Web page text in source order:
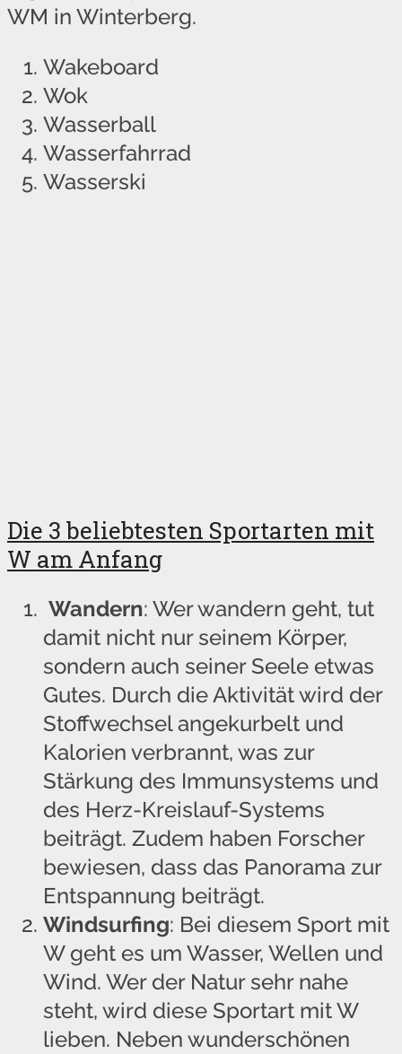
WM in Winterberg.
Wakeboard
Wok
Wasserball
Wasserfahrrad
Wasserski
Die 3 beliebtesten Sportarten mit
W am Anfang
Wandern: Wer wandern geht, tut
damit nicht nur seinem Körper,
sondern auch seiner Seele etwas
Gutes. Durch die Aktivität wird der
Stoffwechsel angekurbelt und
Kalorien verbrannt, was zur
Stärkung des Immunsystems und
des Herz-Kreislauf-Systems
beiträgt. Zudem haben Forscher
bewiesen, dass das Panorama zur
Entspannung beiträgt.
Windsurfing: Bei diesem Sport mit
W geht es um Wasser, Wellen und
Wind. Wer der Natur sehr nahe
steht, wird diese Sportart mit W
lieben. Neben wunderschönen